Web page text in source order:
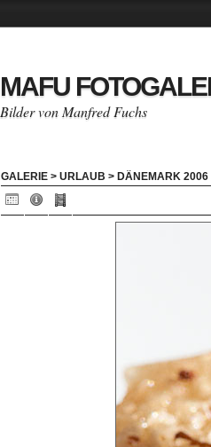
MAFU
Bilder von Manfred Fuchs
GALERIE > URLAUB > DÄNEMARK 2006